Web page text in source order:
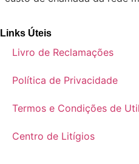
Links Úteis
Livro de Reclamações
Política de Privacidade
Termos e Condições de
Centro de Litígios